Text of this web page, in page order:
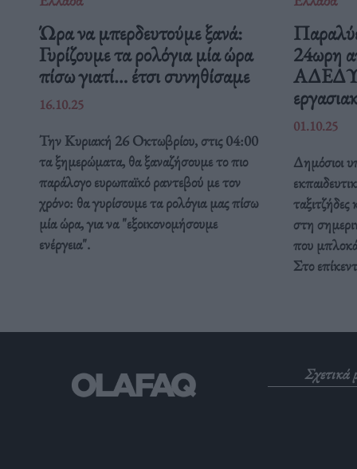
Ώρα να μπερδευτούμε ξανά:
Γυρίζουμε τα ρολόγια μία ώρα
πίσω γιατί… έτσι συνηθίσαμε
16.10.25
Την Κυριακή 26 Οκτωβρίου, στις 04:00
τα ξημερώματα, θα ξαναζήσουμε το πιο
παράλογο ευρωπαϊκό ραντεβού με τον
χρόνο: θα γυρίσουμε τα ρολόγια μας πίσω
μία ώρα, για να "εξοικονομήσουμε
ενέργεια".
24ωρη
ΑΔΕΔΥ
01.10.25
Δημόσιοι
στη
που
Στο
Σχετικά